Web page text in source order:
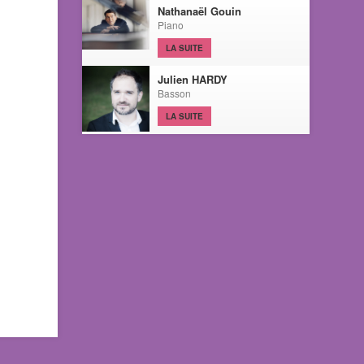
Nathanaël Gouin
Piano
LA SUITE
Julien HARDY
Basson
LA SUITE